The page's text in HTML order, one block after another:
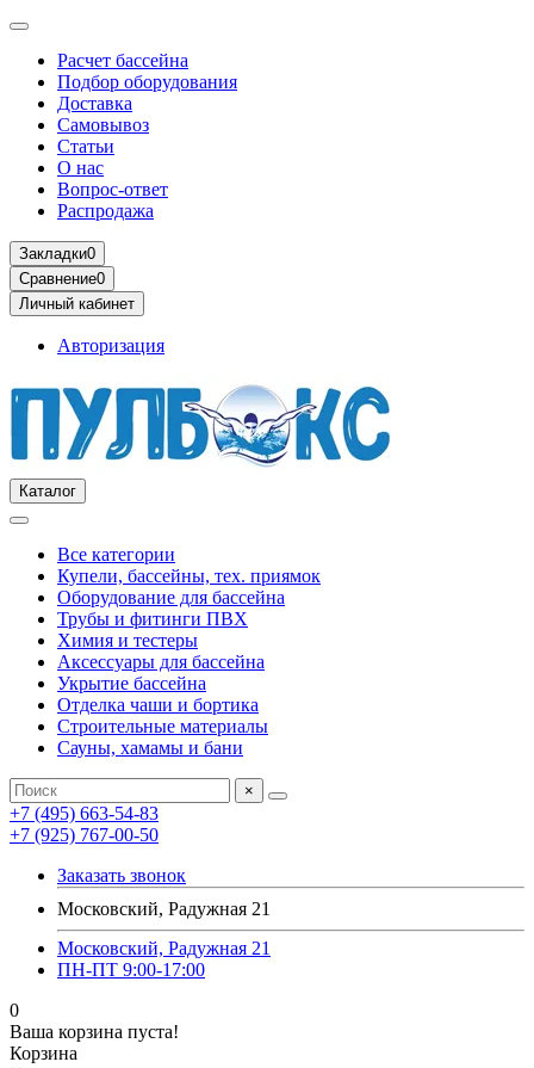
Расчет бассейна
Подбор оборудования
Доставка
Самовывоз
Статьи
О нас
Вопрос-ответ
Распродажа
Закладки0
Сравнение0
Личный кабинет
Авторизация
Каталог
Все категории
Купели, бассейны, тех. приямок
Оборудование для бассейна
Трубы и фитинги ПВХ
Химия и тестеры
Аксессуары для бассейна
Укрытие бассейна
Отделка чаши и бортика
Строительные материалы
Сауны, хамамы и бани
×
+7 (495) 663-54-83
+7 (925) 767-00-50
Заказать звонок
Московский, Радужная 21
Московский, Радужная 21
ПН-ПТ 9:00-17:00
0
Ваша корзина пуста!
Корзина